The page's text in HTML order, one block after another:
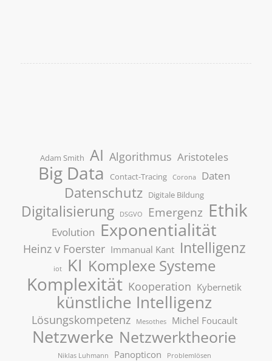
Adam Smith AI Algorithmus Aristoteles
Big Data Contact-Tracing Corona Daten
Datenschutz Digitale Bildung
Digitalisierung DSGVO Emergenz Ethik
Evolution Exponentialität
Heinz v Foerster Immanual Kant Intelligenz
iot KI Komplexe Systeme
Komplexität Kooperation Kybernetik
künstliche Intelligenz
Lösungskompetenz Mesothes Michel Foucault
Netzwerke Netzwerktheorie
Niklas Luhmann Panopticon Problemlösen